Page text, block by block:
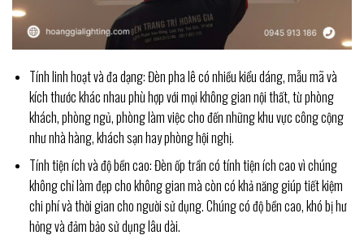
Tính linh hoạt và đa dạng: Đèn pha lê có nhiều kiểu dáng, mẫu mã và
kích thước khác nhau phù hợp với mọi không gian nội thất, từ phòng
khách, phòng ngủ, phòng làm việc cho đến những khu vực công cộng
như nhà hàng, khách sạn hay phòng hội nghị.
Tính tiện ích và độ bền cao: Đèn ốp trần có tính tiện ích cao vì chúng
không chỉ làm đẹp cho không gian mà còn có khả năng giúp tiết kiệm
chi phí và thời gian cho người sử dụng. Chúng có độ bền cao, khó bị hư
hỏng và đảm bảo sử dụng lâu dài.